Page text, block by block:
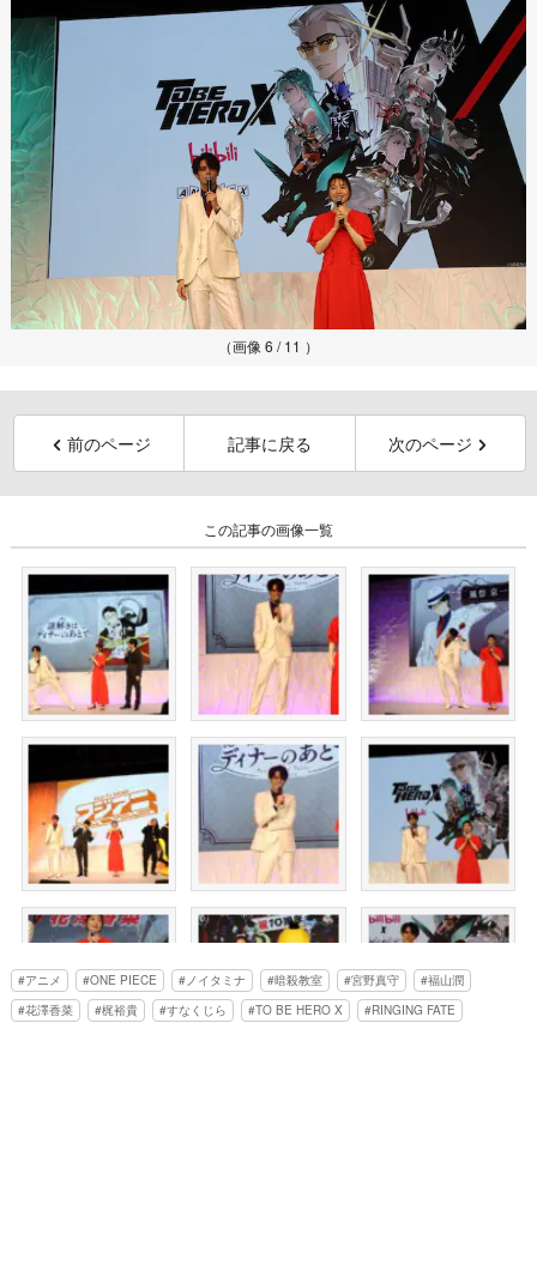
（画像 6 / 11 ）
前のページ 記事に戻る 次のページ
この記事の画像一覧
アニメ ONE PIECE ノイタミナ 暗殺教室 宮野真守
福山潤
花澤香菜
梶裕貴 すなくじら TO BE HERO X RINGING FATE